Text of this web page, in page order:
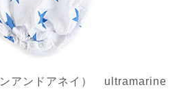
アンドアネイ） ultramarine